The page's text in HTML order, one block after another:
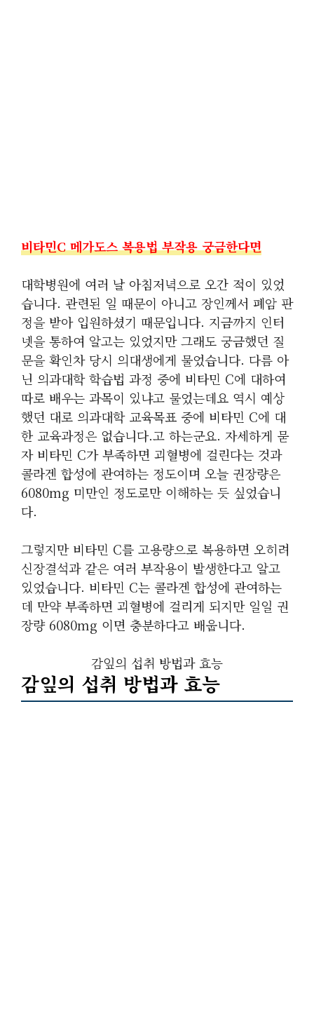
비타민c 메가도스 복용법 부작용 궁금한다면
대학병원에 여러 날 아침저녁으로 오간 적이 있었
습니다. 관련된 일 때문이 아니고 장인께서 폐암 판
정을 받아 입원하셨기 때문입니다. 지금까지 인터
넷을 통하여 알고는 있었지만 그래도 궁금했던 질
문을 확인차 당시 의대생에게 물었습니다. 다름 아
닌 의과대학 학습법 과정 중에 비타민 C에 대하여
따로 배우는 과목이 있냐고 물었는데요 역시 예상
했던 대로 의과대학 교육목표 중에 비타민 C에 대
한 교육과정은 없습니다.고 하는군요. 자세하게 묻
자 비타민 C가 부족하면 괴혈병에 걸린다는 것과
콜라겐 합성에 관여하는 정도이며 오늘 권장량은
6080mg 미만인 정도로만 이해하는 듯 싶었습니
다.
그렇지만 비타민 C를 고용량으로 복용하면 오히려
신장결석과 같은 여러 부작용이 발생한다고 알고
있었습니다. 비타민 C는 콜라겐 합성에 관여하는
데 만약 부족하면 괴혈병에 걸리게 되지만 일일 권
장량 6080mg 이면 충분하다고 배웁니다.
감잎의 섭취 방법과 효능
감잎의 섭취 방법과 효능